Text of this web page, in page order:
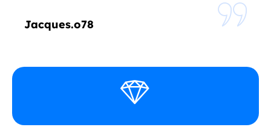
Jacques.o78